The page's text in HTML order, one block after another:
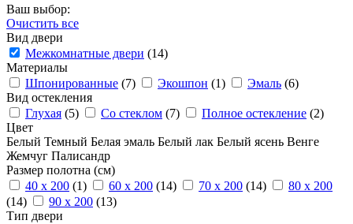
Ваш выбор:
Очистить все
Вид двери
Межкомнатные двери (14)
Материалы
Шпонированные (7) Экошпон (1) Эмаль (6)
Вид остекления
Глухая (5) Со стеклом (7) Полное остекление (2)
Цвет
Белый Темный Белая эмаль Белый лак Белый ясень Венге
Жемчуг Палисандр
Размер полотна (см)
40 x 200 (1) 60 x 200 (14) 70 x 200 (14)
80 x 200
(14)
90 x 200 (13)
Тип двери